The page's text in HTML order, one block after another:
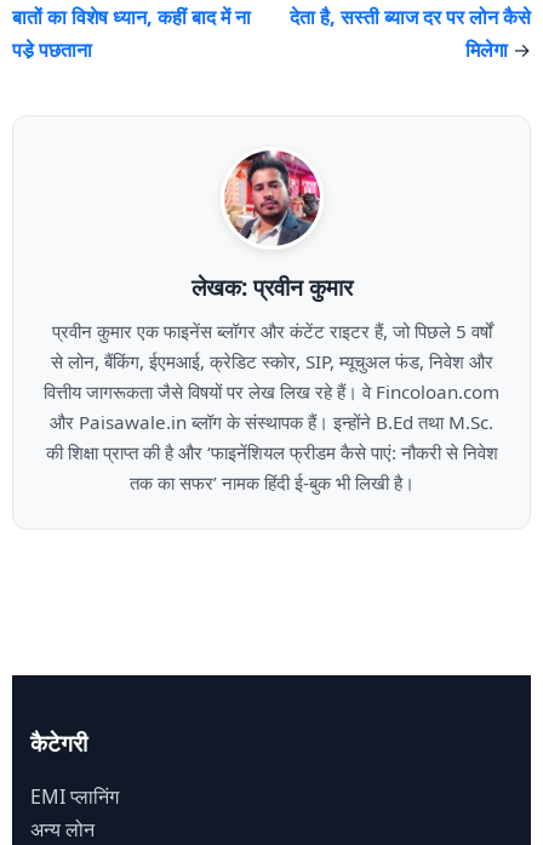
बातों का विशेष ध्यान, कहीं बाद में ना
पडे़ पछताना
देता है, सस्ती ब्याज दर पर लोन कैसे
मिलेगा→
लेखक: प्रवीन कुमार
प्रवीन कुमार एक फाइनेंस ब्लॉगर और कंटेंट राइटर हैं, जो पिछले 5 वर्षों
से लोन, बैंकिंग, ईएमआई, क्रेडिट स्कोर, SIP, म्यूचुअल फंड, निवेश और
वित्तीय जागरूकता जैसे विषयों पर लेख लिख रहे हैं। वे Fincoloan.com
और Paisawale.in ब्लॉग के संस्थापक हैं। इन्होंने B.Ed तथा M.Sc.
की शिक्षा प्राप्त की है और ‘फाइनेंशियल फ्रीडम कैसे पाएं: नौकरी से निवेश
तक का सफर’ नामक हिंदी ई-बुक भी लिखी है।
कैटेगरी
EMI प्लानिंग
अन्य लोन